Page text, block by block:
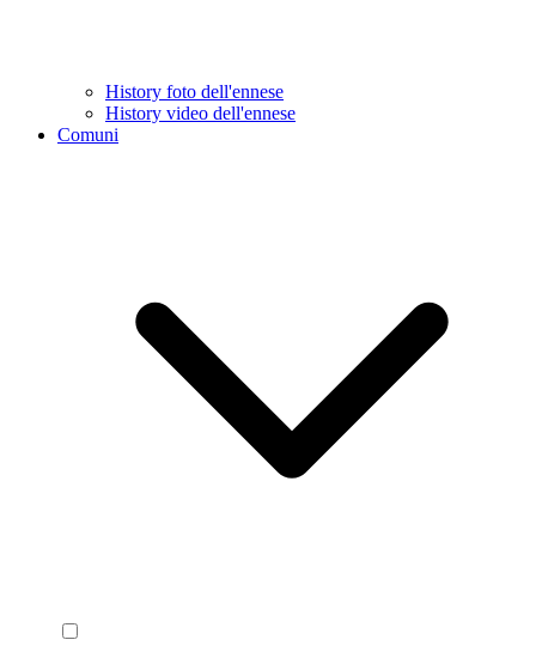
History foto dell'ennese
History video dell'ennese
Comuni